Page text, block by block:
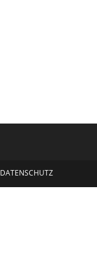
DATENSCHUTZ